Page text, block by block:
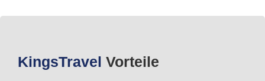
KingsTravel Vorteile